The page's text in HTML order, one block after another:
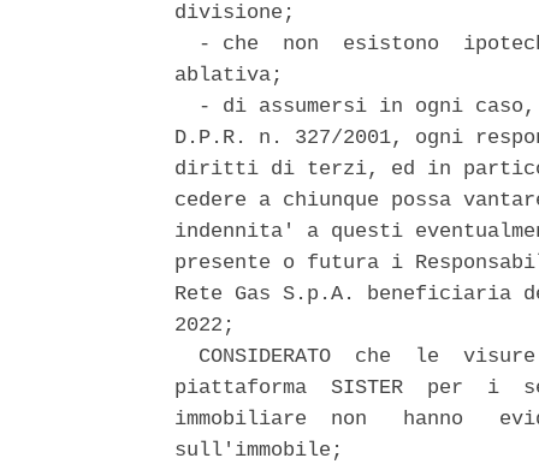
divisione;
- che  non  esistono
ablativa;
- di assumersi in ogni
D.P.R. n. 327/2001, ogni
diritti di terzi, ed in
cedere a chiunque possa
indennita' a questi
presente o futura i
Rete Gas S.p.A. beneficiaria
2022;
CONSIDERATO  che  le
piattaforma  SISTER  per
immobiliare  non   hanno
sull'immobile;